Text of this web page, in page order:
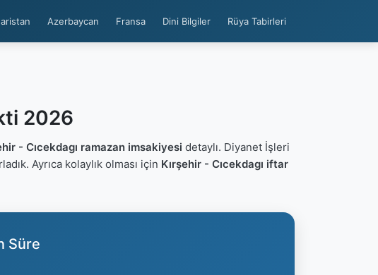
Azerbaycan Fransa Dini Bilgiler Rüya Tabirleri
2026
- Cıcekdagı ramazan imsakiyesi detaylı. Diyanet İşleri
Ayrıca kolaylık olması için Kırşehir - Cıcekdagı iftar
Süre